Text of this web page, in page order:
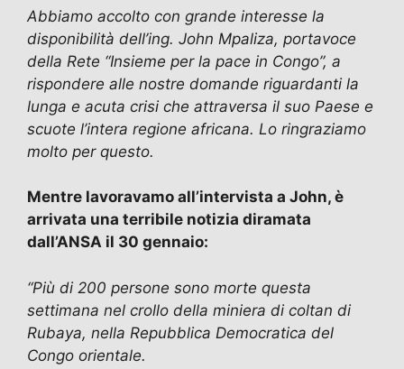
b
o
o
k
d
o
n
a
m
A
p
p
vi
di
Abbiamo accolto con grande interesse la
disponibilità dell’ing. John Mpaliza, portavoce
della Rete “Insieme per la pace in Congo”, a
rispondere alle nostre domande riguardanti la
lunga e acuta crisi che attraversa il suo Paese e
scuote l’intera regione africana. Lo ringraziamo
molto per questo.
Mentre lavoravamo all’intervista a John, è
arrivata una terribile notizia diramata
dall’ANSA il 30 gennaio:
“Più di 200 persone sono morte questa
settimana nel crollo della miniera di coltan di
Rubaya, nella Repubblica Democratica del
Congo orientale.